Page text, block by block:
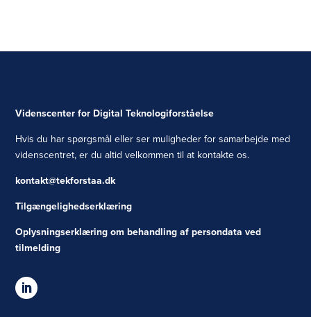
Videnscenter for Digital Teknologiforståelse
Hvis du har spørgsmål eller ser muligheder for samarbejde med
videnscentret, er du altid velkommen til at kontakte os.
kontakt@tekforstaa.dk
Tilgængelighedserklæring
Oplysningserklæring om behandling af persondata ved
tilmelding